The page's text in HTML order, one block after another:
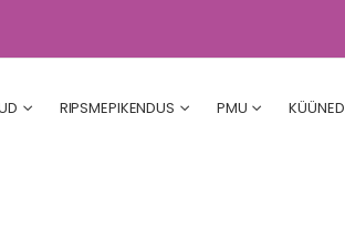
RIPSMEPIKENDUS PMU KÜÜNED